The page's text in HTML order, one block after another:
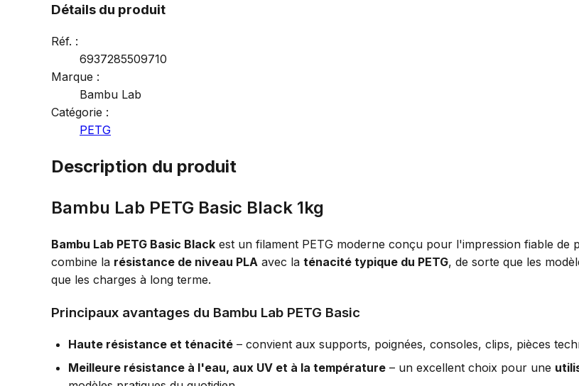
Détails du produit
Réf. :
6937285509710
Marque :
Bambu Lab
Catégorie :
PETG
Description du produit
Bambu Lab PETG Basic Black 1kg
Bambu Lab PETG Basic Black est un filament PETG moderne conçu pour l'impression fiable
combine la résistance de niveau PLA avec la ténacité typique du PETG, de sorte que les
que les charges à long terme.
Principaux avantages du Bambu Lab PETG Basic
Haute résistance et ténacité – convient aux supports, poignées, consoles, clips, pièces
Meilleure résistance à l'eau, aux UV et à la température – un excellent choix pour une